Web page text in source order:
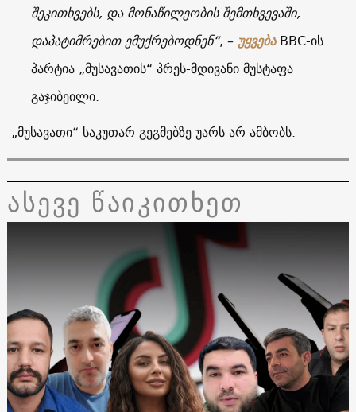
შეკითხვებს, და მონაწილეობის შემთხვევაში,
დაპატიმრებით ემუქრებოდნენ“, –უყვებაВВС-ის
პარტია „მუსავათის“ პრეს-მდივანი მუსტაფა
გაჯიბეილი.
„მუსავათი“ საკუთარ გეგმებზე უარს არ ამბობს.
ასევე წაიკითხეთ